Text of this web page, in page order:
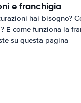
e franchigia
hai bisogno?
E come funziona la
su questa pagina